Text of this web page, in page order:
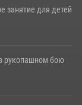
занятие для детей
рукопашном бою